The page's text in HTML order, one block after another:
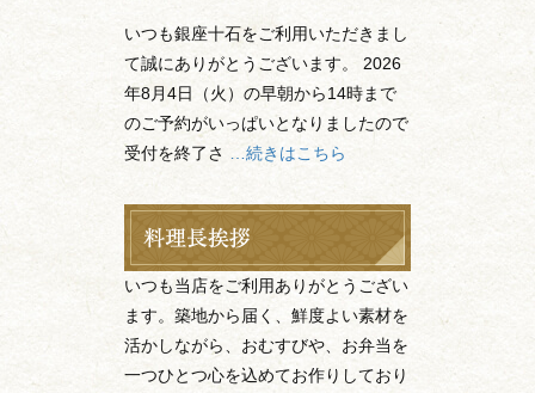
いつも銀座十石をご利用いただきまし
て誠にありがとうございます。 2026
年8月4日（火）の早朝から14時まで
のご予約がいっぱいとなりましたので
受付を終了さ
…続きはこちら
いつも当店をご利用ありがとうござい
ます。築地から届く、鮮度よい素材を
活かしながら、おむすびや、お弁当を
一つひとつ心を込めてお作りしており